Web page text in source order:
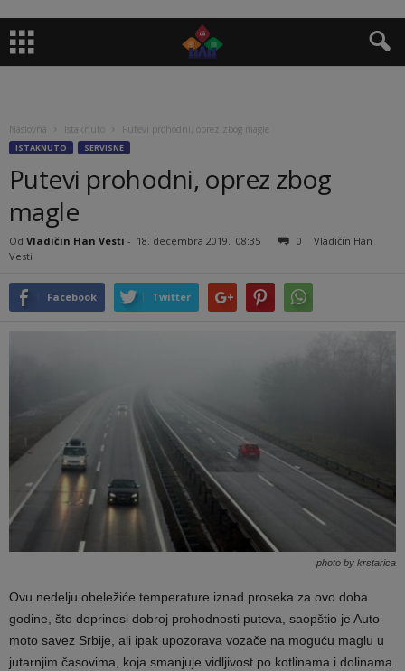
Naslovna Istaknuto Putevi prohodni, oprez zbog magle
ISTAKNUTO SERVISNE
Putevi prohodni, oprez zbog
magle
Od Vladičin Han Vesti - 18. decembra 2019. 08:35 0
Vladičin Han
Vesti
Facebook Twitter
photo by krstarica
Ovu nedelju obeležiće temperature iznad proseka za ovo doba
godine, što doprinosi dobroj prohodnosti puteva, saopštio je Auto-
moto savez Srbije, ali ipak upozorava vozače na moguću maglu u
jutarnjim časovima, koja smanjuje vidljivost po kotlinama i dolinama.